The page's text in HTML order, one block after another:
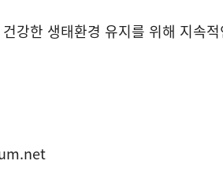
강한 생태환경 유지를 위해 지속